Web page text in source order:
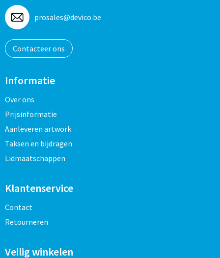
prosales@devico.be
Contacteer ons
Informatie
Over ons
Prijsinformatie
Aanleveren artwork
Taksen en bijdragen
Lidmaatschappen
Klantenservice
Contact
Retourneren
Veilig winkelen